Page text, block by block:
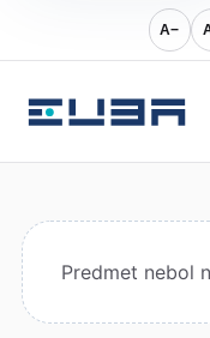
A−
Predmet nebol